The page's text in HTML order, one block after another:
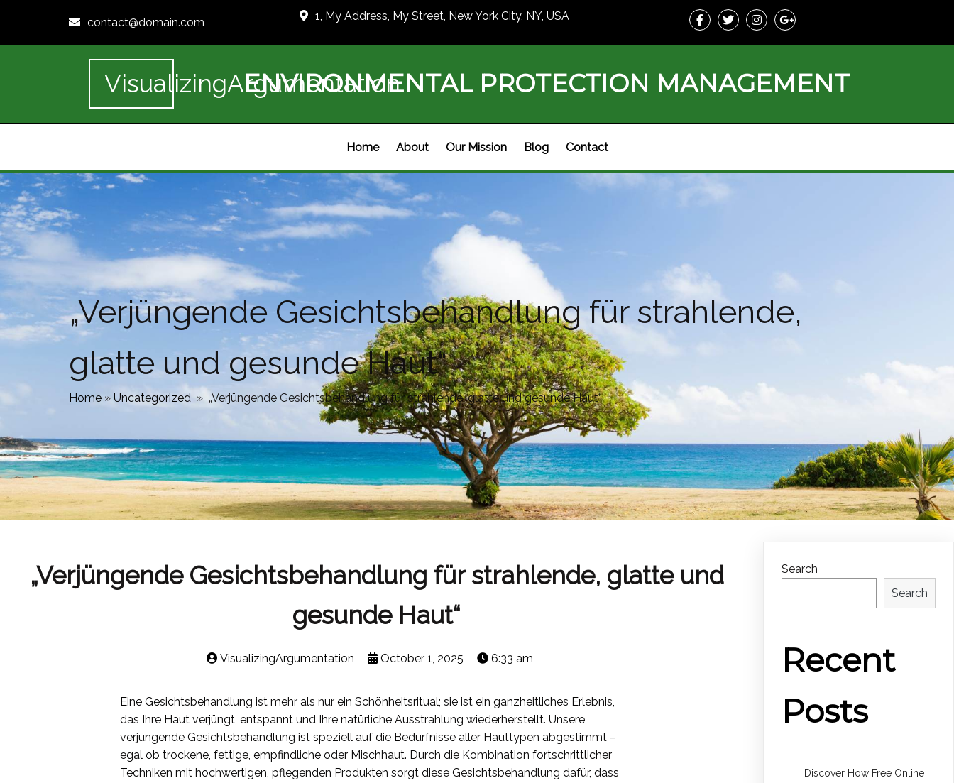
contact@domain.com 1, My Address, My Street, New York City, NY, USA
VisualizingArgumentation
ENVIRONMENTAL PROTECTION MANAGEMENT
Home About Our Mission Blog Contact
„Verjüngende Gesichtsbehandlung für strahlende,
glatte und gesunde Haut“
Home » Uncategorized » „Verjüngende Gesichtsbehandlung für strahlende, glatte und gesunde Haut“
„Verjüngende Gesichtsbehandlung für strahlende, glatte und
gesunde Haut“
VisualizingArgumentation October 1, 2025 6:33 am
Eine Gesichtsbehandlung ist mehr als nur ein Schönheitsritual; sie ist ein ganzheitliches Erlebnis,
das Ihre Haut verjüngt, entspannt und Ihre natürliche Ausstrahlung wiederherstellt. Unsere
verjüngende Gesichtsbehandlung ist speziell auf die Bedürfnisse aller Hauttypen abgestimmt –
egal ob trockene, fettige, empfindliche oder Mischhaut. Durch die Kombination fortschrittlicher
Techniken mit hochwertigen, pflegenden Produkten sorgt diese Gesichtsbehandlung dafür, dass
Search
Search
Recent
Posts
Discover How Free Online